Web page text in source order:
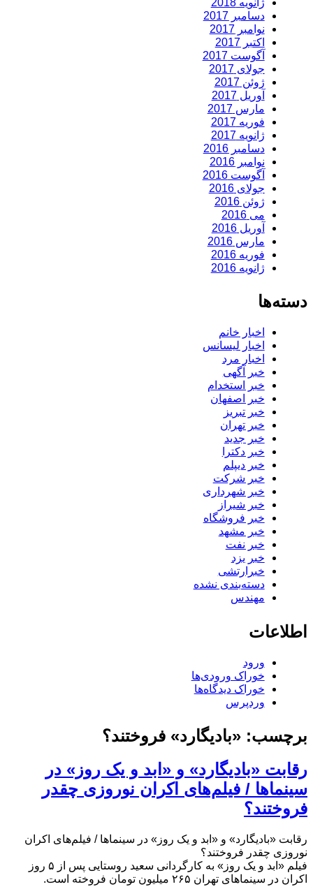
دسامبر 2017
نوامبر 2017
اکتبر 2017
آگوست 2017
جولای 2017
ژوئن 2017
آوریل 2017
مارس 2017
فوریه 2017
ژانویه 2017
دسامبر 2016
نوامبر 2016
آگوست 2016
جولای 2016
ژوئن 2016
می 2016
آوریل 2016
مارس 2016
فوریه 2016
ژانویه 2016
دسته‌ها
اخبار خانم
اخبار لیسانس
اخبار مرد
خبر آگهی
خبر استخدام
خبر اصفهان
خبر تبریز
خبر تهران
خبر جدید
خبر دکترا
خبر دیپلم
خبر شرکت
خبر شهرداری
خبر شیراز
خبر فروشگاه
خبر مشهد
خبر نفت
خبر یزد
خبرارتشی
دسته‌بندی نشده
مهندس
اطلاعات
ورود
خوراک ورودی‌ها
خوراک دیدگاه‌ها
وردپرس
برچسب: «بادیگارد» فروختند؟
رقابت «بادیگارد» و «ابد و یک روز» در
سینما‌ها / فیلم‌های اکران نوروزی چقدر
فروختند؟
رقابت «بادیگارد» و «ابد و یک روز» در سینما‌ها / فیلم‌های اکران
نوروزی چقدر فروختند؟
فیلم «ابد و یک روز» به کارگردانی سعید روستایی پس از ۵ روز
اکران در سینماهای تهران ۲۶۵ میلیون تومان فروخته است.